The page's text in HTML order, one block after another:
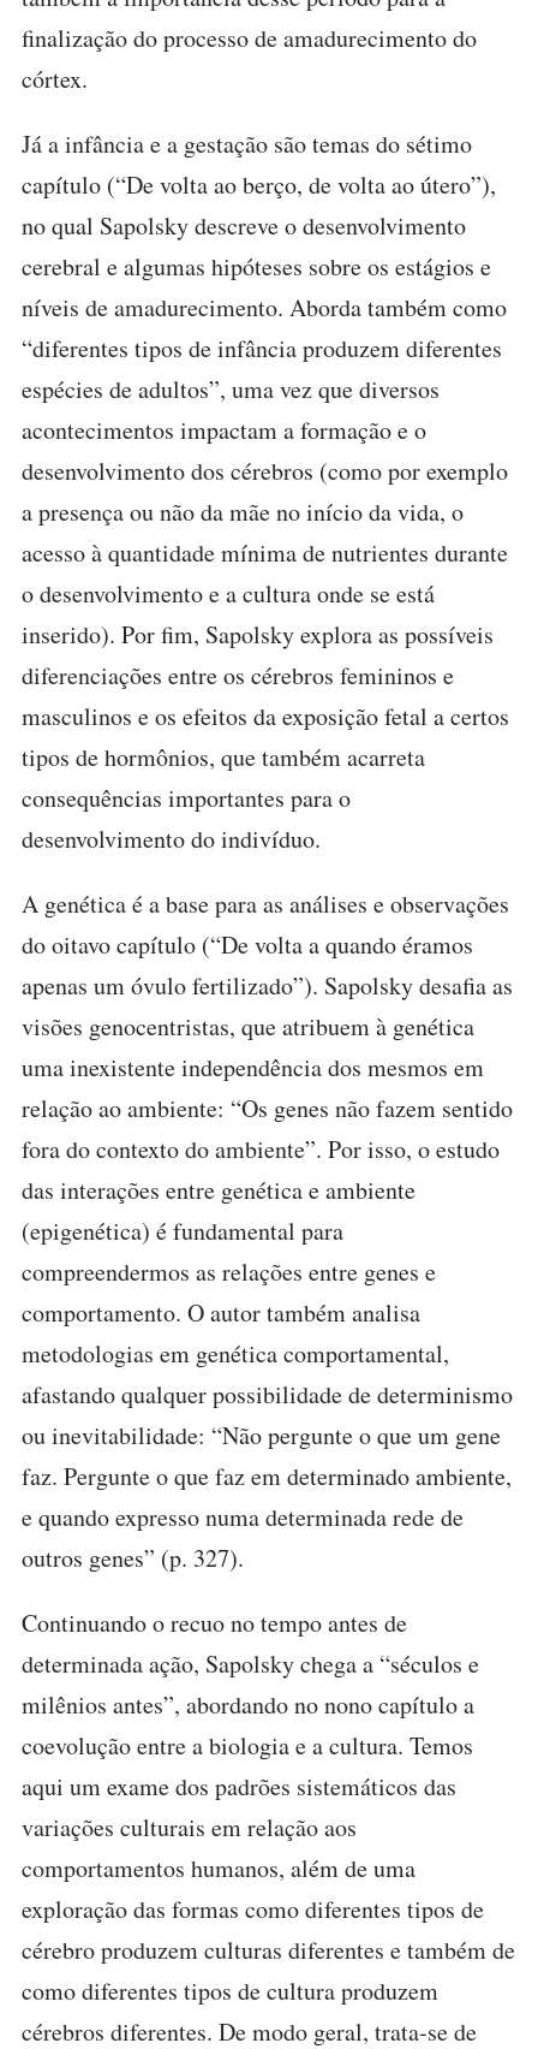
finalização do processo de amadurecimento do
córtex.
Já a infância e a gestação são temas do sétimo
capítulo (“De volta ao berço, de volta ao útero”),
no qual Sapolsky descreve o desenvolvimento
cerebral e algumas hipóteses sobre os estágios e
níveis de amadurecimento. Aborda também como
“diferentes tipos de infância produzem diferentes
espécies de adultos”, uma vez que diversos
acontecimentos impactam a formação e o
desenvolvimento dos cérebros (como por exemplo
a presença ou não da mãe no início da vida, o
acesso à quantidade mínima de nutrientes durante
o desenvolvimento e a cultura onde se está
inserido). Por fim, Sapolsky explora as possíveis
diferenciações entre os cérebros femininos e
masculinos e os efeitos da exposição fetal a certos
tipos de hormônios, que também acarreta
consequências importantes para o
desenvolvimento do indivíduo.
A genética é a base para as análises e observações
do oitavo capítulo (“De volta a quando éramos
apenas um óvulo fertilizado”). Sapolsky desafia as
visões genocentristas, que atribuem à genética
uma inexistente independência dos mesmos em
relação ao ambiente: “Os genes não fazem sentido
fora do contexto do ambiente”. Por isso, o estudo
das interações entre genética e ambiente
(epigenética) é fundamental para
compreendermos as relações entre genes e
comportamento. O autor também analisa
metodologias em genética comportamental,
afastando qualquer possibilidade de determinismo
ou inevitabilidade: “Não pergunte o que um gene
faz. Pergunte o que faz em determinado ambiente,
e quando expresso numa determinada rede de
outros genes” (p. 327).
Continuando o recuo no tempo antes de
determinada ação, Sapolsky chega a “séculos e
milênios antes”, abordando no nono capítulo a
coevolução entre a biologia e a cultura. Temos
aqui um exame dos padrões sistemáticos das
variações culturais em relação aos
comportamentos humanos, além de uma
exploração das formas como diferentes tipos de
cérebro produzem culturas diferentes e também de
como diferentes tipos de cultura produzem
cérebros diferentes. De modo geral, trata-se de